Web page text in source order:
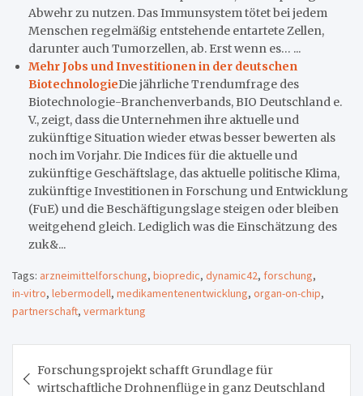
Abwehr zu nutzen. Das Immunsystem tötet bei jedem
Menschen regelmäßig entstehende entartete Zellen,
darunter auch Tumorzellen, ab. Erst wenn es… ...
Mehr Jobs und Investitionen in der deutschen
BiotechnologieDie jährliche Trendumfrage des
Biotechnologie-Branchenverbands, BIO Deutschland e.
V., zeigt, dass die Unternehmen ihre aktuelle und
zukünftige Situation wieder etwas besser bewerten als
noch im Vorjahr. Die Indices für die aktuelle und
zukünftige Geschäftslage, das aktuelle politische Klima,
zukünftige Investitionen in Forschung und Entwicklung
(FuE) und die Beschäftigungslage steigen oder bleiben
weitgehend gleich. Lediglich was die Einschätzung des
zuk&...
Tags: arzneimittelforschung, biopredic, dynamic42, forschung,
in-vitro, lebermodell, medikamentenentwicklung, organ-on-chip,
partnerschaft, vermarktung
Forschungsprojekt schafft Grundlage für
wirtschaftliche Drohnenflüge in ganz Deutschland